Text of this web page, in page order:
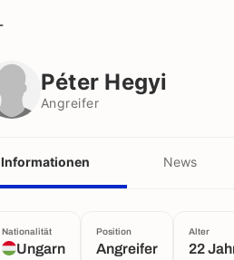
Péter Hegyi
Angreifer
Informationen News
Nationalität
Ungarn
Position
Angreifer
Alter
22